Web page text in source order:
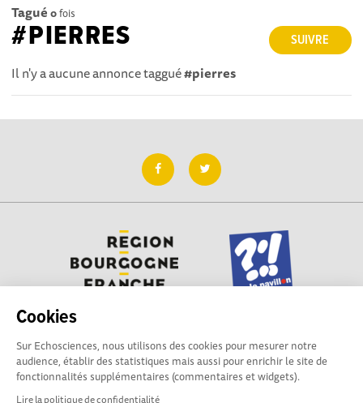
Cookies
Sur Echosciences, nous utilisons des cookies pour mesurer notre
audience, établir des statistiques mais aussi pour enrichir le site de
fonctionnalités supplémentaires (commentaires et widgets).
Lire la politique de confidentialité
Tagué 0fois
SUIVRE
#PIERRES
Il n'y a aucune annonce taggué#pierres
Besoin d'aide pour utiliser Echosciences ? Écrivez vos
questions aux administrateurs de la plateforme
contact@pavillon-sciences.com